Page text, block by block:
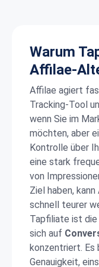
Warum
Affilae-
Affilae agiert
Tracking-Tool
wenn Sie im
möchten, aber
Kontrolle über
eine stark
von
Ziel haben,
schnell teurer
Tapfiliate ist
sich auf
konzentriert. Es
Genauigkeit,